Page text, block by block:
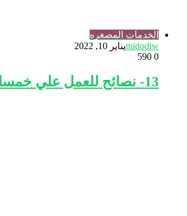
الخدمات المصغره
midodiwيناير 10, 2022
0
13- نصائح للعمل علي خمسات وفيفر ونهايه الكورس